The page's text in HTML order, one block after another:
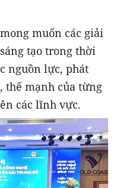
muốn các giải
tạo trong thời
nguồn lực, phát
thế mạnh của từng
các lĩnh vực.